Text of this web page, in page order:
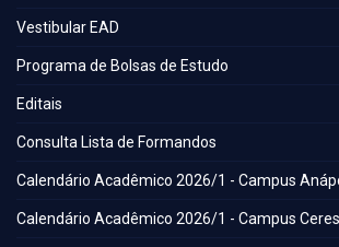
Vestibular EAD
Programa de Bolsas de Estudo
Editais
Consulta Lista de Formandos
Calendário Acadêmico 2026/1 - Campus
Calendário Acadêmico 2026/1 - Campus Ceres